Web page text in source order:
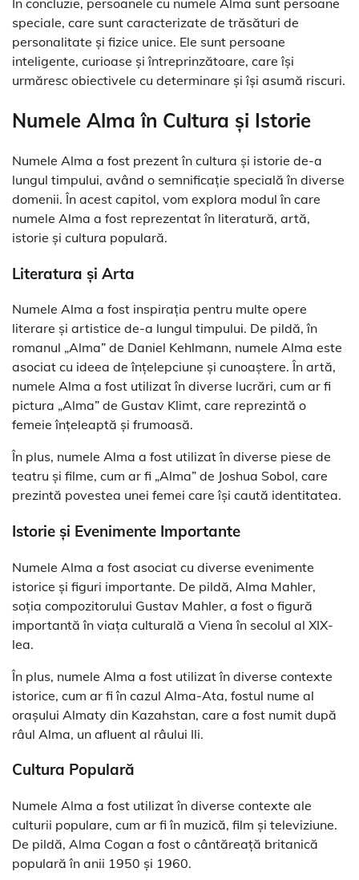
În concluzie, persoanele cu numele Alma sunt persoane
speciale, care sunt caracterizate de trăsături de
personalitate și fizice unice. Ele sunt persoane
inteligente, curioase și întreprinzătoare, care își
urmăresc obiectivele cu determinare și își asumă riscuri.
Numele Alma în Cultura și Istorie
Numele Alma a fost prezent în cultura și istorie de-a
lungul timpului, având o semnificație specială în diverse
domenii. În acest capitol, vom explora modul în care
numele Alma a fost reprezentat în literatură, artă,
istorie și cultura populară.
Literatura și Arta
Numele Alma a fost inspirația pentru multe opere
literare și artistice de-a lungul timpului. De pildă, în
romanul „Alma” de Daniel Kehlmann, numele Alma este
asociat cu ideea de înțelepciune și cunoaștere. În artă,
numele Alma a fost utilizat în diverse lucrări, cum ar fi
pictura „Alma” de Gustav Klimt, care reprezintă o
femeie înțeleaptă și frumoasă.
În plus, numele Alma a fost utilizat în diverse piese de
teatru și filme, cum ar fi „Alma” de Joshua Sobol, care
prezintă povestea unei femei care își caută identitatea.
Istorie și Evenimente Importante
Numele Alma a fost asociat cu diverse evenimente
istorice și figuri importante. De pildă, Alma Mahler,
soția compozitorului Gustav Mahler, a fost o figură
importantă în viața culturală a Viena în secolul al XIX-
lea.
În plus, numele Alma a fost utilizat în diverse contexte
istorice, cum ar fi în cazul Alma-Ata, fostul nume al
orașului Almaty din Kazahstan, care a fost numit după
râul Alma, un afluent al râului Ili.
Cultura Populară
Numele Alma a fost utilizat în diverse contexte ale
culturii populare, cum ar fi în muzică, film și televiziune.
De pildă, Alma Cogan a fost o cântăreață britanică
populară în anii 1950 și 1960.